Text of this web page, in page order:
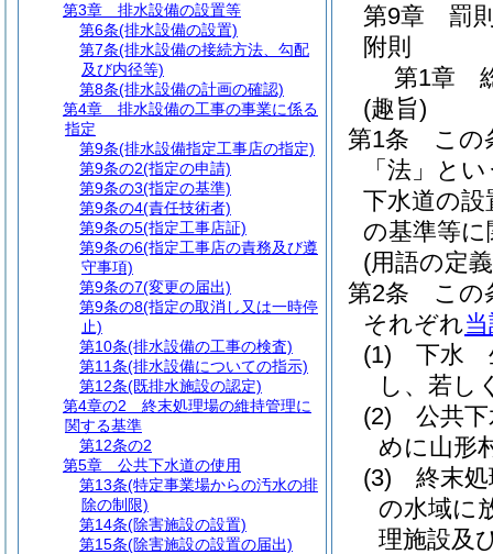
第9章
罰
附則
第1章
(趣旨)
第1条
この
「法」と
下水道の設
の基準等
(用語の定
第2条
この
それぞれ
(1)
下水
し、若し
(2)
公共
めに山形
(3)
終末
の水域に
理施設及
第3章
排水設備の設置等
第6条(排水設備の設置)
第7条(排水設備の接続方法、勾配
及び内径等)
第8条(排水設備の計画の確認)
第4章
排水設備の工事の事業に係る
指定
第9条(排水設備指定工事店の指定)
第9条の2(指定の申請)
第9条の3(指定の基準)
第9条の4(責任技術者)
第9条の5(指定工事店証)
第9条の6(指定工事店の責務及び遵
守事項)
第9条の7(変更の届出)
第9条の8(指定の取消し又は一時停
止)
第10条(排水設備の工事の検査)
第11条(排水設備についての指示)
第12条(既排水施設の認定)
第4章の2
終末処理場の維持管理に
関する基準
第12条の2
第5章
公共下水道の使用
第13条(特定事業場からの汚水の排
除の制限)
第14条(除害施設の設置)
第15条(除害施設の設置の届出)